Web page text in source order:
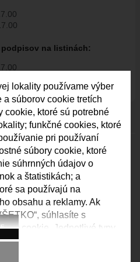
na listinách:
lokality používame výber
súborov cookie tretích
cookie, ktoré sú potrebné
funkčné cookies, ktoré
pri používaní
súbory cookie, ktoré
súhrnných údajov o
a štatistikách; a
sa používajú na
obsahu a reklamy. Ak
súhlasíte s
cookie. Jednotlivé typy
a odmietnuť a svoj
odvolať v časti